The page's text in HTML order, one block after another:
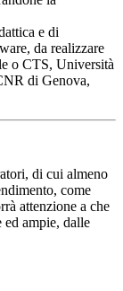
e di
da realizzare
o CTS, Università
di Genova,
di cui almeno
come
attenzione a che
ed ampie, dalle